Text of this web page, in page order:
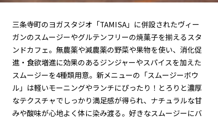
三条寺町のヨガスタジオ「TAMISA」に併設されたヴィー
ガンのスムージーやグルテンフリーの焼菓子を揃えるスタ
ンドカフェ。無農薬や減農薬の野菜や果物を使い、消化促
進・食欲増進に効果のあるジンジャーやスパイスを加えた
スムージーを4種類用意。新メニューの「スムージーボウ
ル」は軽いモーニングやランチにぴったり！とろりと濃厚
なテクスチャでしっかり満足感が得られ、ナチュラルな甘
みや酸味が心地よく体に染み渡る。好きなスムージーにバ